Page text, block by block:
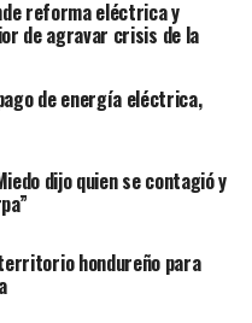
reforma eléctrica y
de agravar crisis de la
de energía eléctrica,
dijo quien se contagió y
hondureño para